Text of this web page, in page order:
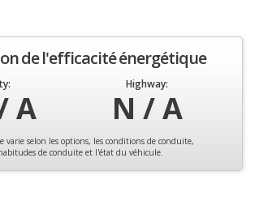
de l'efficacité énergétique
A
Highway:
N / A
varie selon les options, les conditions de conduite,
de conduite et l'état du véhicule.